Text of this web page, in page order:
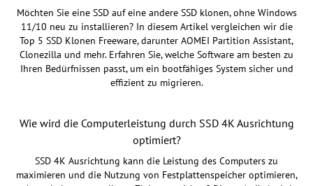
Möchten Sie eine SSD auf eine andere SSD klonen, ohne Windows
11/10 neu zu installieren? In diesem Artikel vergleichen wir die
Top 5 SSD Klonen Freeware, darunter AOMEI Partition Assistant,
Clonezilla und mehr. Erfahren Sie, welche Software am besten zu
Ihren Bedürfnissen passt, um ein bootfähiges System sicher und
effizient zu migrieren.
Wie wird die Computerleistung durch SSD 4K Ausrichtung
optimiert?
SSD 4K Ausrichtung kann die Leistung des Computers zu
maximieren und die Nutzung von Festplattenspeicher optimieren,